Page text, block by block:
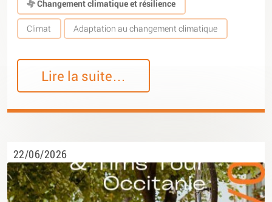
Changement climatique et résilience
Climat Adaptation au changement climatique
Lire la suite…
22/06/2026